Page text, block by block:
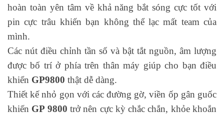
hoàn toàn yên tâm về khả năng bắt sóng cực tốt với
pin cực trâu khiến bạn không thể lạc mất team của
mình.
Các nút điều chỉnh tần số và bật tắt nguồn, âm lượng
được bố trí ở phía trên thân máy giúp cho bạn điều
khiển GP9800 thật dễ dàng.
Thiết kế nhỏ gọn với các đường gờ, viền ốp gân guốc
khiến GP 9800 trở nên cực kỳ chắc chắn, khỏe khoắn